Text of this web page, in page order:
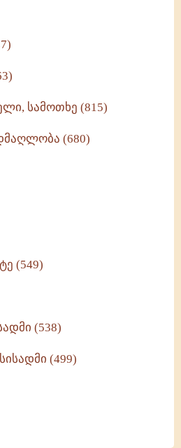
სამოთხე (815)
(680)
(549)
(538)
(499)